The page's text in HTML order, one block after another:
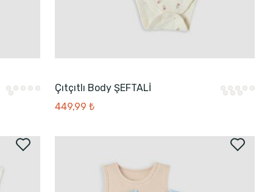
Çıtçıtlı Body ŞEFTALİ
449,99 ₺